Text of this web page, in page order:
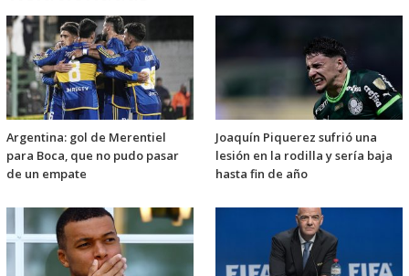
Argentina: gol de Merentiel
para Boca, que no pudo pasar
de un empate
Joaquín Piquerez sufrió una
lesión en la rodilla y sería baja
hasta fin de año